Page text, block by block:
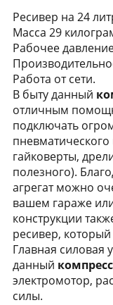
Ресивер на 24
Масса 29
Рабочее
Работа от сети.
В быту данный
отличным
подключать
гайковерты,
полезного).
агрегат можно
вашем гараже
конструкции
ресивер,
Главная силовая
данный
электромотор,
силы.